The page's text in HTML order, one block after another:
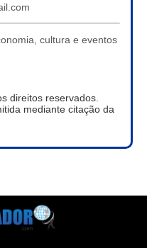
cultura e eventos
direitos reservados.
mediante citação da